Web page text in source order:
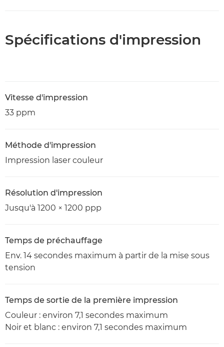
Spécifications d'impression
Vitesse d'impression
33 ppm
Méthode d'impression
Impression laser couleur
Résolution d'impression
Jusqu'à 1200 × 1200 ppp
Temps de préchauffage
Env. 14 secondes maximum à partir de la mise sous
tension
Temps de sortie de la première impression
Couleur : environ 7,1 secondes maximum
Noir et blanc : environ 7,1 secondes maximum